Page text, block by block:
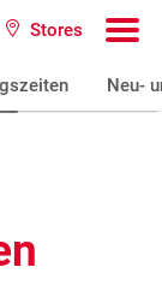
Stores
Neu-